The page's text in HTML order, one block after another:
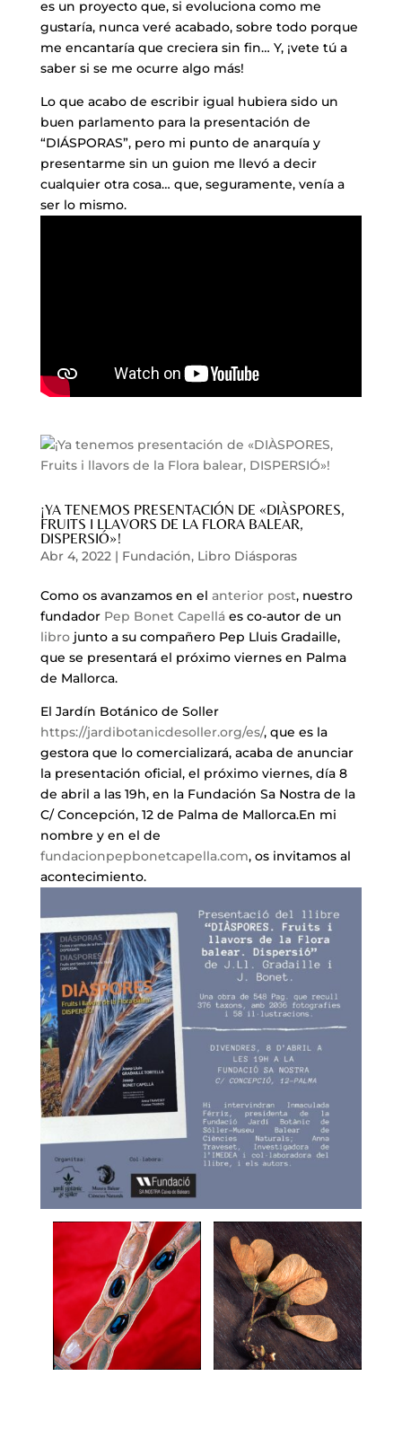
es un proyecto que, si evoluciona como me
gustaría, nunca veré acabado, sobre todo porque
me encantaría que creciera sin fin… Y, ¡vete tú a
saber si se me ocurre algo más!
Lo que acabo de escribir igual hubiera sido un
buen parlamento para la presentación de
“DIÁSPORAS”, pero mi punto de anarquía y
presentarme sin un guion me llevó a decir
cualquier otra cosa… que, seguramente, venía a
ser lo mismo.
¡YA TENEMOS PRESENTACIÓN DE «DIÀSPORES,
FRUITS I LLAVORS DE LA FLORA BALEAR,
DISPERSIÓ»!
Abr 4, 2022| Fundación, Libro Diásporas
Como os avanzamos en el anterior post, nuestro
fundador Pep Bonet Capellá es co-autor de un
librojunto a su compañero Pep Lluis Gradaille,
que se presentará el próximo viernes en Palma
de Mallorca.
El Jardín Botánico de Soller
https://jardibotanicdesoller.org/es/, que es la
gestora que lo comercializará, acaba de anunciar
la presentación oficial, el próximo viernes, día 8
de abril a las 19h, en la Fundación Sa Nostra de la
C/ Concepción, 12 de Palma de Mallorca.En mi
nombre y en el de
fundacionpepbonetcapella.com, os invitamos al
acontecimiento.